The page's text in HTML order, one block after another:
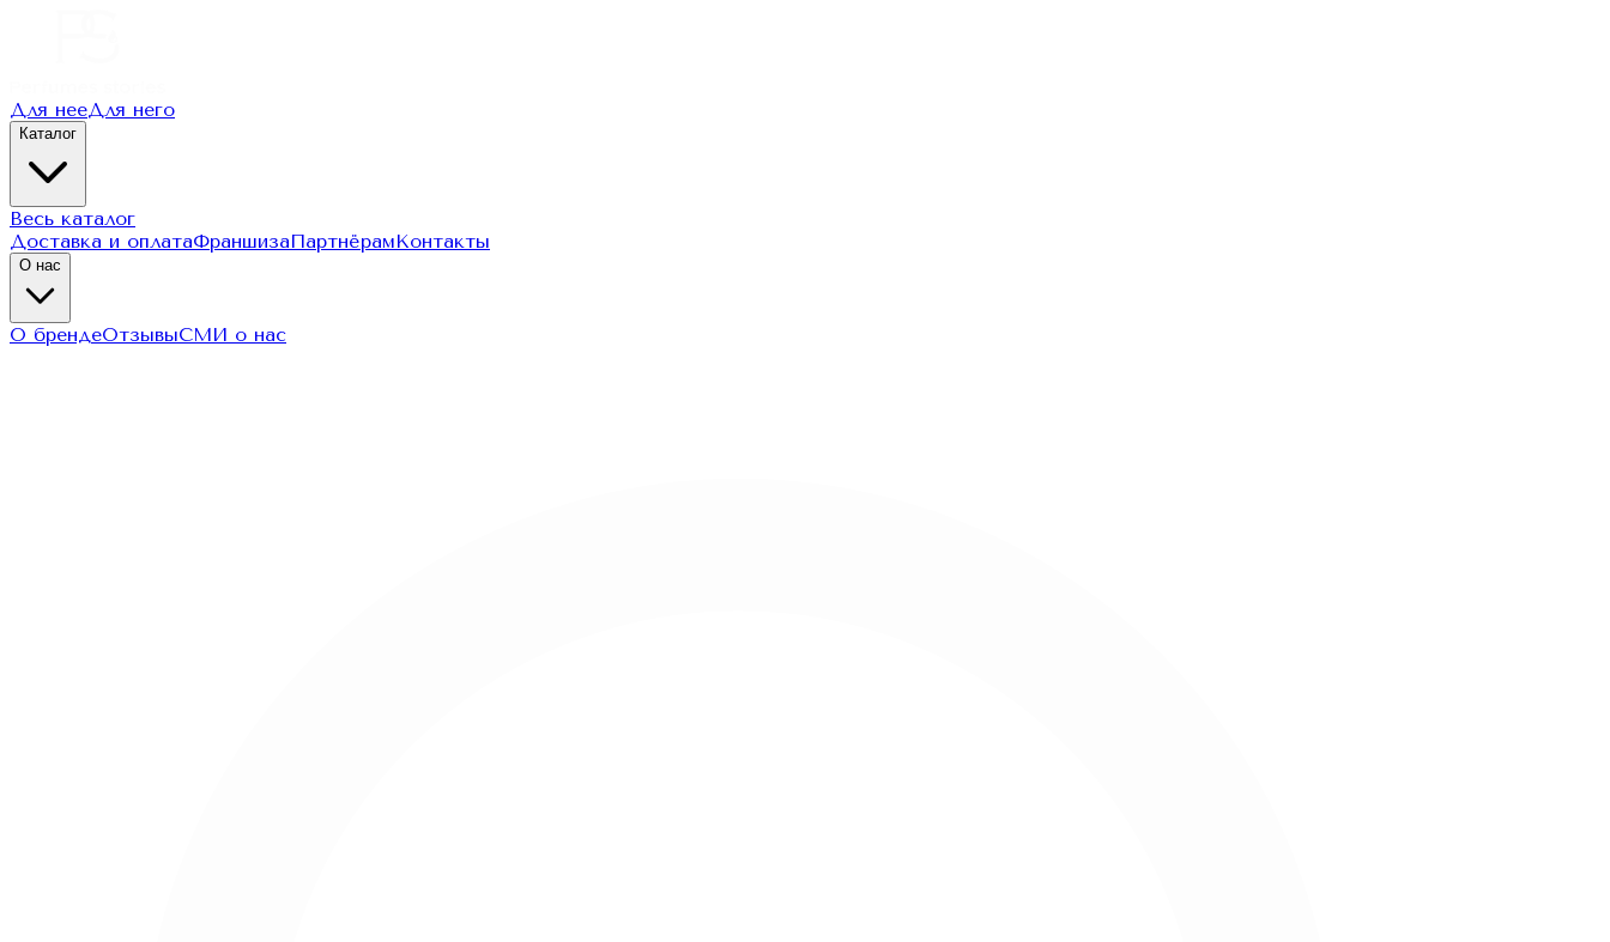
Для нееДля него
Каталог
Весь каталог
Доставка и оплатаФраншизаПартнёрамКонтакты
О нас
О брендеОтзывыСМИ о нас